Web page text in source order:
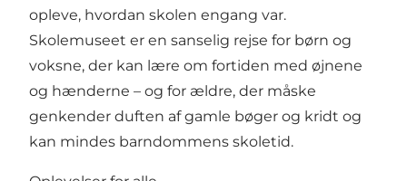
opleve, hvordan skolen engang var.
Skolemuseet er en sanselig rejse for børn og
voksne, der kan lære om fortiden med øjnene
og hænderne – og for ældre, der måske
genkender duften af gamle bøger og kridt og
kan mindes barndommens skoletid.